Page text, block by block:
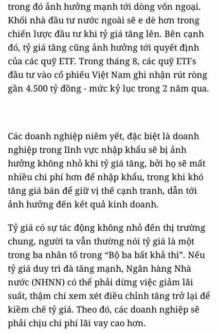
trong đó ảnh hưởng mạnh tới dòng vốn ngoại.
Khối nhà đầu tư nước ngoài sẽ e dè hơn trong
chiến lược đầu tư khi tỷ giá tăng lên. Bên cạnh
đó, tỷ giá tăng cũng ảnh hưởng tới quyết định
của các quỹ ETF. Trong tháng 8, các quỹ ETFs
đầu tư vào cổ phiếu Việt Nam ghi nhận rút ròng
gần 4.500 tỷ đồng - mức kỷ lục trong 2 năm qua.
Các doanh nghiệp niêm yết, đặc biệt là doanh
nghiệp trong lĩnh vực nhập khẩu sẽ bị ảnh
hưởng không nhỏ khi tỷ giá tăng, bởi họ sẽ mất
nhiều chi phí hơn để nhập khẩu, trong khi khó
tăng giá bán để giữ vị thế cạnh tranh, dẫn tới
ảnh hưởng đến kết quả kinh doanh.
Tỷ giá có sự tác động không nhỏ đến thị trường
chung, người ta vẫn thường nói tỷ giá là một
trong ba nhân tố trong “Bộ ba bất khả thi”. Nếu
tỷ giá duy trì đà tăng mạnh, Ngân hàng Nhà
nước (NHNN) có thể phải dừng việc giảm lãi
suất, thậm chí xem xét điều chỉnh tăng trở lại để
kiềm chế tỷ giá. Theo đó, các doanh nghiệp sẽ
phải chịu chi phí lãi vay cao hơn.